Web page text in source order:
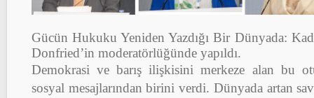
Gücün Hukuku Yeniden Yazdığı Bir Dünyada:
Donfried’in moderatörlüğünde yapıldı.
Demokrasi ve barış ilişkisini merkeze alan bu
sosyal mesajlarından birini verdi. Dünyada artan